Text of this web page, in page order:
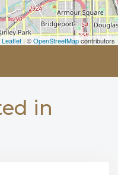
Leaflet | ©OpenStreetMapcontributors
in